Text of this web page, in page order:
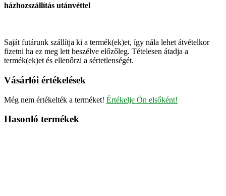
házhozszállítás utánvéttel
Saját futárunk szállítja ki a termék(ek)et, így nála lehet átvételkor
fizetni ha ez meg lett beszélve előzőleg. Tételesen átadja a
termék(ek)et és ellenőrzi a sértetlenségét.
Vásárlói értékelések
Még nem értékelték a terméket! Értékelje Ön elsőként!
Hasonló termékek